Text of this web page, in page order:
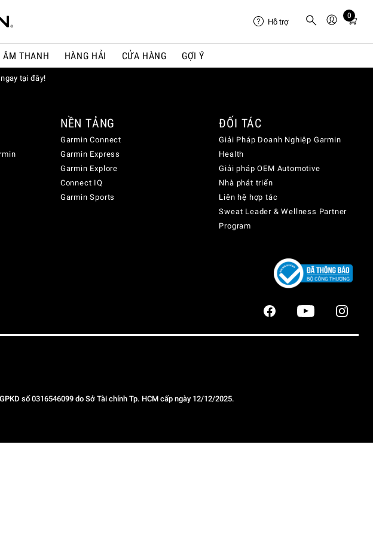
ÂM THANH HÀNG HẢI CỬA HÀNG GỢI Ý
Hỗ trợ
0
Total
cart:
tại đây!
NỀN TẢNG
Garmin Connect
Garmin Express
Garmin Explore
Connect IQ
Garmin Sports
ĐỐI TÁC
Giải Pháp Doanh Nghiệp Garmin
Health
Giải pháp OEM Automotive
Nhà phát triển
Liên hệ hợp tác
Sweat Leader & Wellness Partner
Program
số 0316546099 do Sở Tài chính Tp. HCM cấp ngày 12/12/2025.